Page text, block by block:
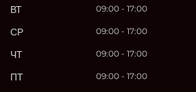
ВТ 09:00 - 17:00
СР 09:00 - 17:00
ЧТ 09:00 - 17:00
ПТ 09:00 - 17:00